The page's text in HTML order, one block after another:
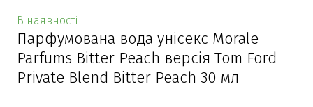
В наявності
Парфумована вода унісекс Morale
Parfums Bitter Peach версія Tom Ford
Private Blend Bitter Peach 30 мл